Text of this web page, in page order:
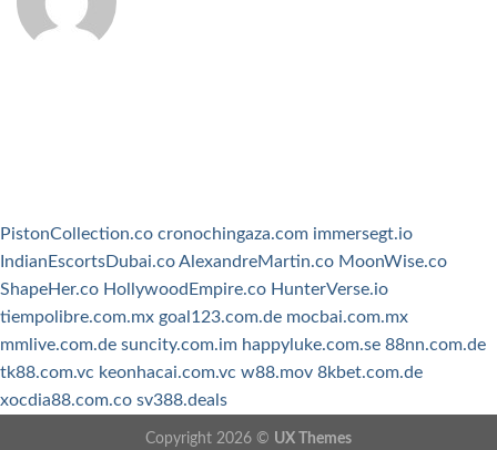
PistonCollection.co cronochingaza.com immersegt.io
IndianEscortsDubai.coAlexandreMartin.co MoonWise.co
ShapeHer.co HollywoodEmpire.co HunterVerse.io
tiempolibre.com.mx goal123.com.de mocbai.com.mx
mmlive.com.de suncity.com.im happyluke.com.se 88nn.com.de
tk88.com.vc keonhacai.com.vc w88.mov 8kbet.com.de
xocdia88.com.co sv388.deals
Copyright 2026 © UX Themes